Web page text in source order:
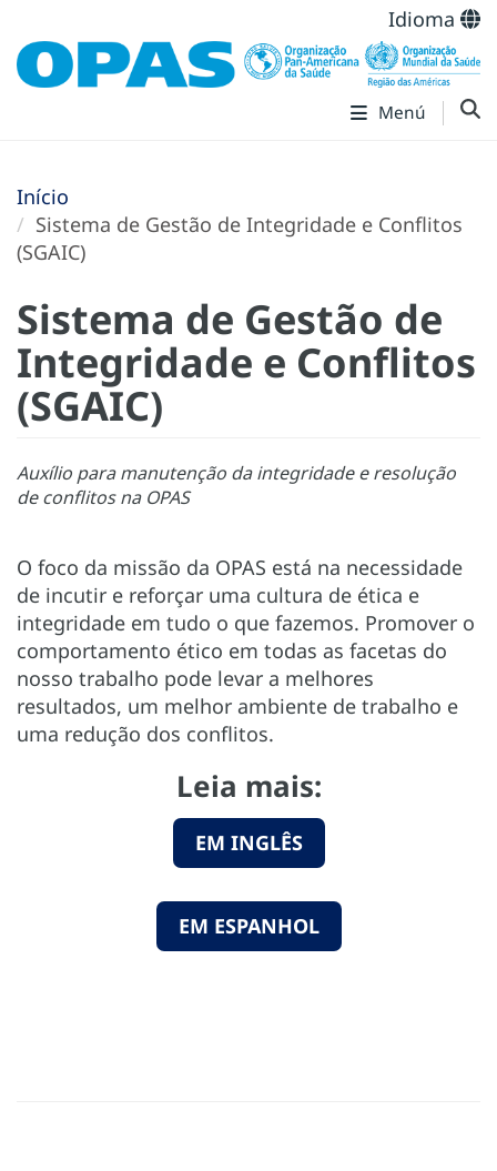
Idioma
Menú
Início
Sistema de Gestão de Integridade e Conflitos
(SGAIC)
Sistema de Gestão de
Integridade e Conflitos
(SGAIC)
Auxílio para manutenção da integridade e resolução
de conflitos na OPAS
O foco da missão da OPAS está na necessidade
de incutir e reforçar uma cultura de ética e
integridade em tudo o que fazemos. Promover o
comportamento ético em todas as facetas do
nosso trabalho pode levar a melhores
resultados, um melhor ambiente de trabalho e
uma redução dos conflitos.
Leia mais:
EM INGLÊS
EM ESPANHOL